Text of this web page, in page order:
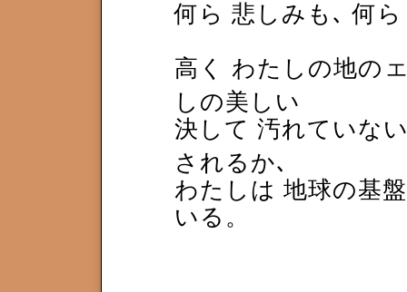
何ら 悲しみも､ 何
高く わたしの地の
しの美しい
決して 汚れていな
されるか､
わたしは 地球の基
いる。